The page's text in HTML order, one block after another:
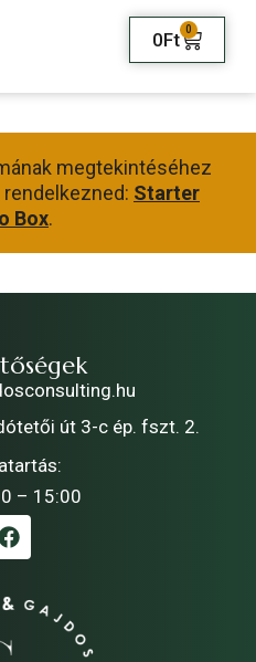
0Ft 0
megtekintéséhez
Starter
Box.
út 3-c ép. fszt. 2.
– 15:00